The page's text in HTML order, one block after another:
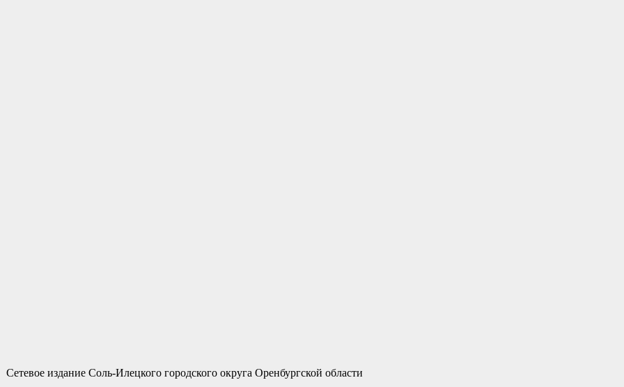
Сетевое издание Соль-Илецкого городского округа Оренбургской области